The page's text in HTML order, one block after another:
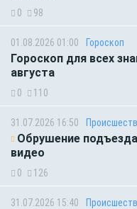
0 98
01.08.2026 01:00 Гороскоп
Гороскоп для всех
августа
0 110
31.07.2026 16:50
Обрушение
видео
0 126
31.07.2026 15:40